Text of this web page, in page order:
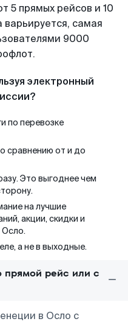
5 прямых рейсов и 10
самая
9000
электронный
по перевозке
сравнению от и до
Это выгоднее чем
на лучшие
акции, скидки и
Осло.
а не в выходные.
рейс или с
в Осло с